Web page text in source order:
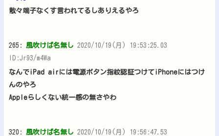
散々端子なくす言われてるしありえるやろ
265: 風吹けば名無し 2020/10/19(月) 19:53:25.03
ID:Jr93/m4Wa
なんでiPad airには電源ボタン指紋認証つけてiPhoneにはつけ
んのやろ
Appleらしくない統一感の無さやわ
320: 風吹けば名無し 2020/10/19(月) 19:56:47.53